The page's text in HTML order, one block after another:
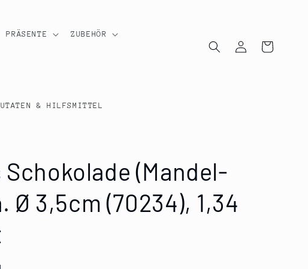
PRÄSENTE ZUBEHÖR
EinloggenWarenkorb
& HILFSMITTEL
Schokolade (Mandel-
Ø 3,5cm (70234), 1,34